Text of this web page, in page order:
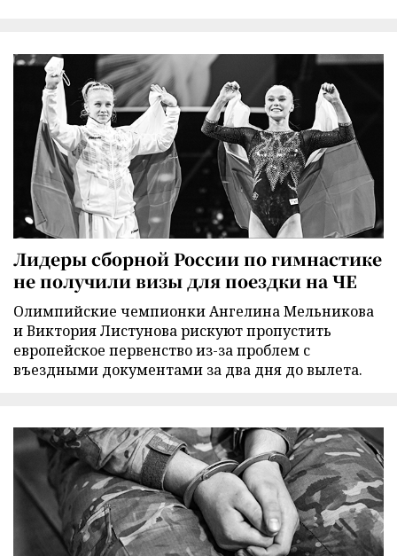
Лидеры сборной России по гимнастике
не получили визы для поездки на ЧЕ
Олимпийские чемпионки Ангелина Мельникова
и Виктория Листунова рискуют пропустить
европейское первенство из-за проблем с
въездными документами за два дня до вылета.